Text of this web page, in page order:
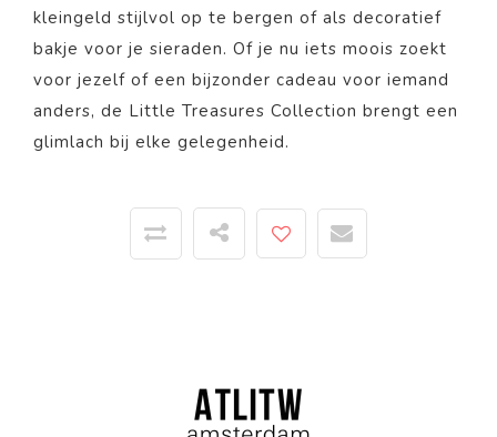
kleingeld stijlvol op te bergen of als decoratief
bakje voor je sieraden. Of je nu iets moois zoekt
voor jezelf of een bijzonder cadeau voor iemand
anders, de Little Treasures Collection brengt een
glimlach bij elke gelegenheid.